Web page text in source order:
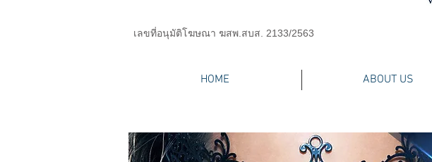
เลขที่อนุมัติโฆษณา ฆสพ.สบส. 2133/2563
HOME ABOUT US